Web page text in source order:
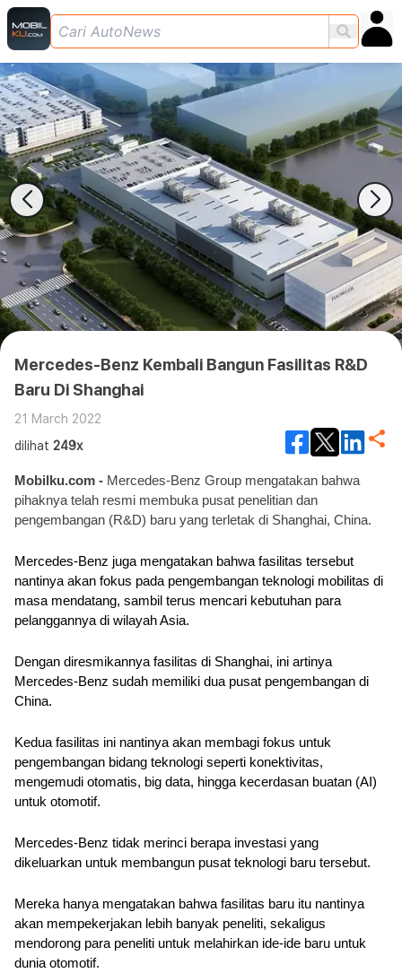
Mercedes-Benz Kembali Bangun Fasilitas R&D
Baru Di Shanghai
21 March 2022
dilihat 249x
Mobilku.com - Mercedes-Benz Group mengatakan bahwa
pihaknya telah resmi membuka pusat penelitian dan
pengembangan (R&D) baru yang terletak di Shanghai, China.
Mercedes-Benz juga mengatakan bahwa fasilitas tersebut
nantinya akan fokus pada pengembangan teknologi mobilitas di
masa mendatang, sambil terus mencari kebutuhan para
pelanggannya di wilayah Asia.
Dengan diresmikannya fasilitas di Shanghai, ini artinya
Mercedes-Benz sudah memiliki dua pusat pengembangan di
China.
Kedua fasilitas ini nantinya akan membagi fokus untuk
pengembangan bidang teknologi seperti konektivitas,
mengemudi otomatis, big data, hingga kecerdasan buatan (AI)
untuk otomotif.
Mercedes-Benz tidak merinci berapa investasi yang
dikeluarkan untuk membangun pusat teknologi baru tersebut.
Mereka hanya mengatakan bahwa fasilitas baru itu nantinya
akan mempekerjakan lebih banyak peneliti, sekaligus
mendorong para peneliti untuk melahirkan ide-ide baru untuk
dunia otomotif.